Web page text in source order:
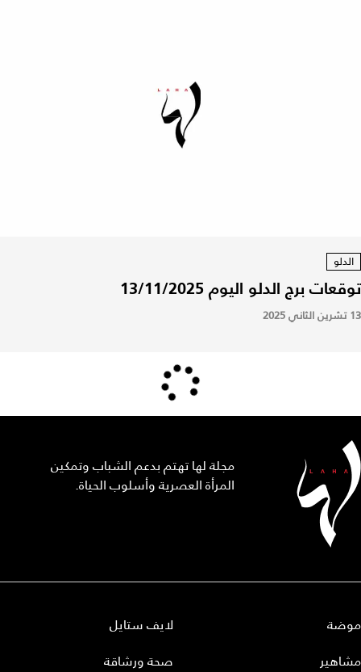
الدلو
توقعات برج الدلو اليوم 13/11/2025
13 تشرين الثاني 2025
مجلة لها تهتم بدعم الشباب وتمكين
المرأة العصرية وأسلوب الحياة.
موضة
مشاهير
لايف ستايل
صحة ورشاقة